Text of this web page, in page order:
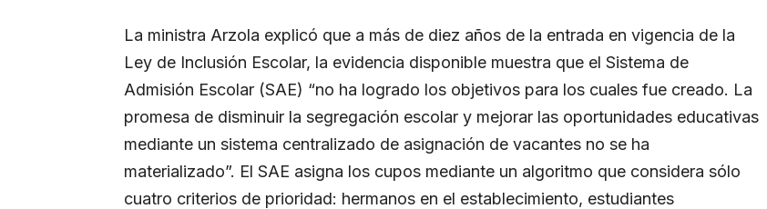
La ministra Arzola explicó que a más de diez años de la entrada en vigencia de la
Ley de Inclusión Escolar, la evidencia disponible muestra que el Sistema de
Admisión Escolar (SAE) “no ha logrado los objetivos para los cuales fue creado. La
promesa de disminuir la segregación escolar y mejorar las oportunidades educativas
mediante un sistema centralizado de asignación de vacantes no se ha
materializado”. El SAE asigna los cupos mediante un algoritmo que considera sólo
cuatro criterios de prioridad: hermanos en el establecimiento, estudiantes